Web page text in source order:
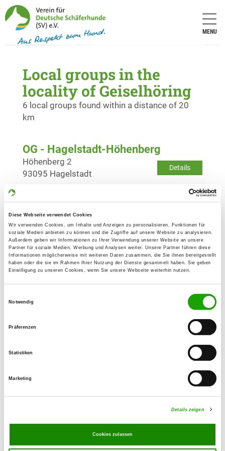
Diese Webseite verwendet Cookies
Wir verwenden Cookies, um Inhalte und Anzeigen zu personalisieren, Funktionen für
soziale Medien anbieten zu können und die Zugriffe auf unsere Website zu analysieren.
Außerdem geben wir Informationen zu Ihrer Verwendung unserer Website an unsere
Partner für soziale Medien, Werbung und Analysen weiter. Unsere Partner führen diese
Informationen möglicherweise mit weiteren Daten zusammen, die Sie ihnen bereitgestellt
haben oder die sie im Rahmen Ihrer Nutzung der Dienste gesammelt haben. Sie geben
Einwilligung zu unseren Cookies, wenn Sie unsere Webseite weiterhin nutzen.
Notwendig
Präferenzen
Statistiken
Marketing
Details zeigen
Cookies zulassen
MENU
Local groups in the
locality of Geiselhöring
6 local groups found within a distance of 20
km
OG - Hagelstadt-Höhenberg
Details
Höhenberg 2
93095 Hagelstadt
OG - Alteglofsheim e.V.
Details
Sudetenstraße 18
93087 Alteglofsheim
OG - Schierling e.V.
Waldstr. 69
84069 Schierling
Bayerwaldstraße
OG - Straubing e.V.
Details
OG - Großköllnbach
Wiesen